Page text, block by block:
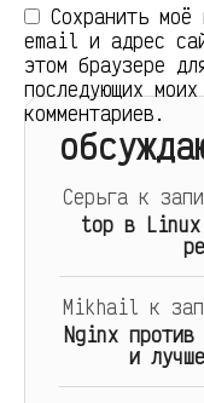
Сохранить моё
email и адрес
этом браузере
последующих моих
комментариев.
Серьгак
top в Linux:
Mikhail к
Nginx
и